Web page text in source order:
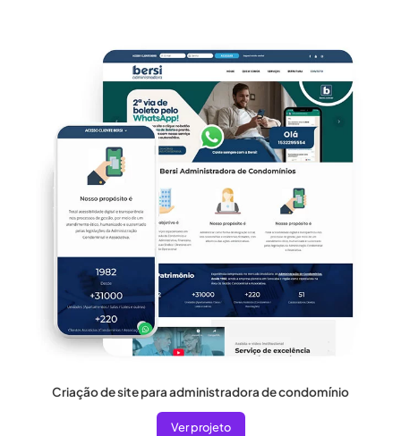
Criação de site para administradora de condomínio
Ver projeto